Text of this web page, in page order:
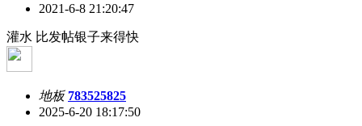
2021-6-8 21:20:47
灌水 比发帖银子来得快
地板 783525825
2025-6-20 18:17:50